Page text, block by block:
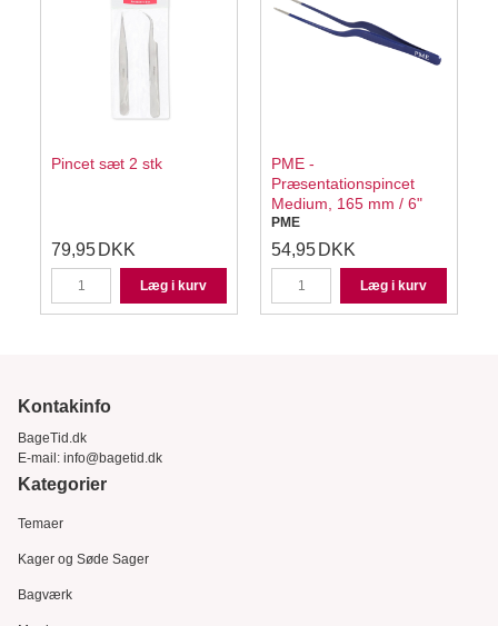
Pincet sæt 2 stk
79,95 DKK
Læg i kurv
PME -
Præsentationspincet
Medium, 165 mm / 6"
PME
54,95 DKK
Læg i kurv
Kontakinfo
BageTid.dk
E-mail: info@bagetid.dk
Kategorier
Temaer
Kager og Søde Sager
Bagværk